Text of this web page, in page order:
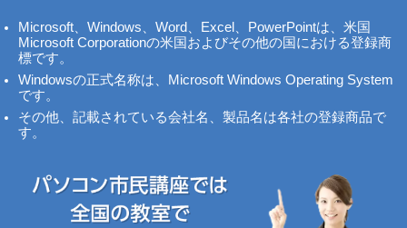
Microsoft、Windows、Word、Excel、PowerPointは、米国
Microsoft Corporationの米国およびその他の国における登録商
標です。
Windowsの正式名称は、Microsoft Windows Operating System
です。
その他、記載されている会社名、製品名は各社の登録商品で
す。